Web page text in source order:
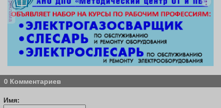
реклама
0 Комментариев
Имя: